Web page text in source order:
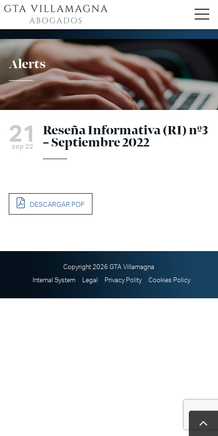
Alerts
21
sep 22
Reseña Informativa (RI) nº3
– Septiembre 2022
DESCARGAR PDF
Copyright 2026 GTA Villamagna
Internal System Legal Privacy Polity Cookies Policy